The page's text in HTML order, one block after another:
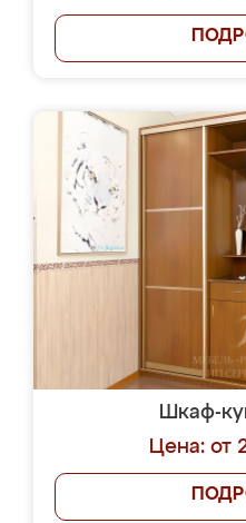
Шкаф-
Цена: от